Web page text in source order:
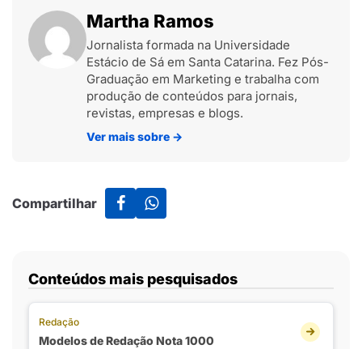
Martha Ramos
Jornalista formada na Universidade
Estácio de Sá em Santa Catarina. Fez Pós-
Graduação em Marketing e trabalha com
produção de conteúdos para jornais,
revistas, empresas e blogs.
Ver mais sobre →
Compartilhar
Conteúdos mais pesquisados
Redação
Modelos de Redação Nota 1000